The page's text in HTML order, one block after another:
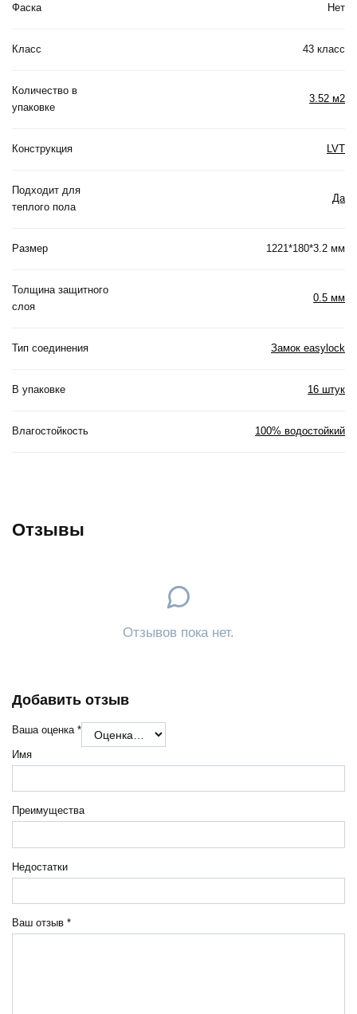
Фаска Нет
Класс 43 класс
Количество в
упаковке
3.52 м2
Конструкция LVT
Подходит для
теплого пола
Да
Размер 1221*180*3.2 мм
Толщина защитного
слоя
0.5 мм
Тип соединения Замок easylock
В упаковке 16 штук
Влагостойкость 100% водостойкий
Отзывы
Отзывов пока нет.
Добавить отзыв
Ваша оценка *
Ваш отзыв *
Имя
Преимущества
Недостатки